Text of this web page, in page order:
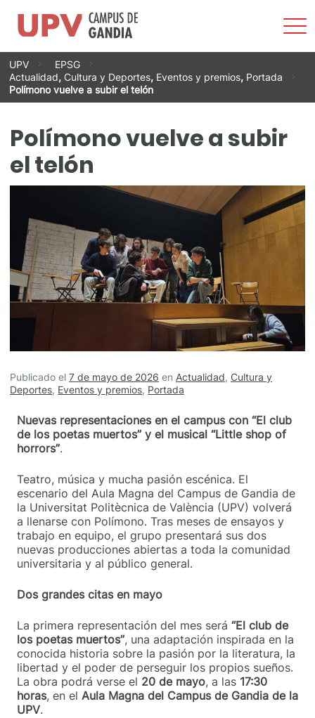
Saltar
contenido
UPV
EPSG
Actualidad, Cultura y Deportes, Eventos y premios, Portada
Polímono vuelve a subir el telón
Polímono vuelve a subir
el telón
Publicado el 7 de mayo de 2026 en Actualidad, Cultura y
Deportes, Eventos y premios, Portada
Nuevas representaciones en el campus con “El club
de los poetas muertos” y el musical “Little shop of
horrors”.
Teatro, música y mucha pasión escénica. El
escenario del Aula Magna del Campus de Gandia de
la Universitat Politècnica de València (UPV) volverá
a llenarse con Polímono. Tras meses de ensayos y
trabajo en equipo, el grupo presentará sus dos
nuevas producciones abiertas a toda la comunidad
universitaria y al público general.
Dos grandes citas en mayo
La primera representación del mes será “El club de
los poetas muertos”, una adaptación inspirada en la
conocida historia sobre la pasión por la literatura, la
libertad y el poder de perseguir los propios sueños.
La obra podrá verse el 20 de mayo, a las 17:30
horas, en el Aula Magna del Campus de Gandia de la
UPV.